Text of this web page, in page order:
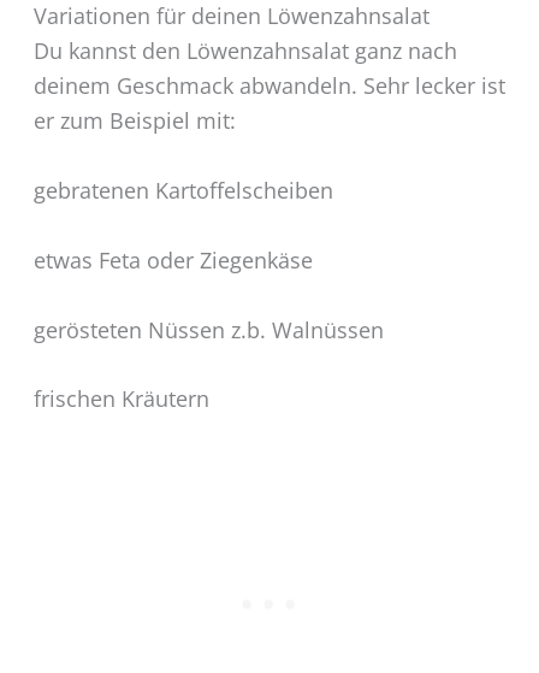
Variationen für deinen Löwenzahnsalat
Du kannst den Löwenzahnsalat ganz nach
deinem Geschmack abwandeln. Sehr lecker ist
er zum Beispiel mit:
gebratenen Kartoffelscheiben
etwas Feta oder Ziegenkäse
gerösteten Nüssen z.b. Walnüssen
frischen Kräutern